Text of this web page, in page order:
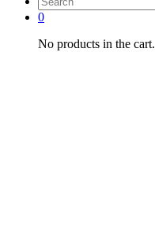
0
No products in the cart.